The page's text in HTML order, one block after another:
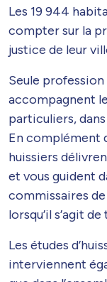
Les 19 944
compter sur la
justice de leur
Seule
accompagnent
particuliers,
En complément
huissiers
et vous guident
commissaires
lorsqu’il s’agit
Les études
interviennent